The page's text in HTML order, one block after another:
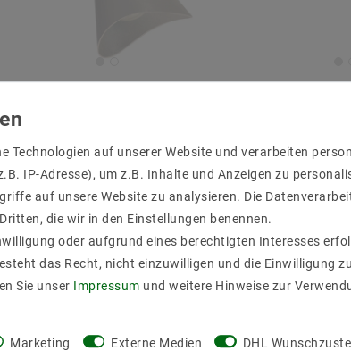
UVP 18,75 € 9,78 €
Artikel anzeigen
UVP 53,89 €
Artikel
Technologien auf unserer Website und verarbeiten
IP-Adresse), um z.B. Inhalte und Anzeigen zu
auf unsere Website zu analysieren. Die
die wir in den Einstellungen benennen.
oder aufgrund eines berechtigten Interesses
das Recht, nicht einzuwilligen und die Einwilligung
Sie unser Impressum und weitere Hinweise zur
Marketing Externe Medien DHL